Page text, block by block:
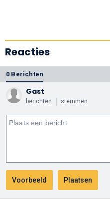
Reacties
0 Berichten
Gast
berichten stemmen